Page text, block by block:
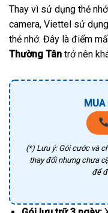
Thay vì sử dụng thẻ
camera, Viettel sử
thẻ nhớ. Đây là điểm
Thường Tân trở nên
MUA
(*) Lưu ý: Gói cước và
thay đổi nhưng chưa
để